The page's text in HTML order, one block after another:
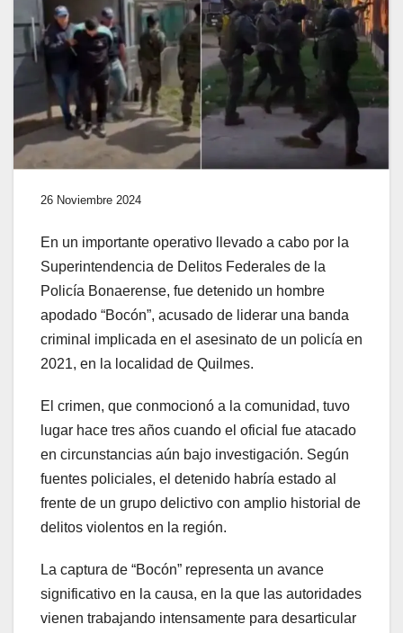
26 Noviembre 2024
En un importante operativo llevado a cabo por la
Superintendencia de Delitos Federales de la
Policía Bonaerense, fue detenido un hombre
apodado “Bocón”, acusado de liderar una banda
criminal implicada en el asesinato de un policía en
2021, en la localidad de Quilmes.
El crimen, que conmocionó a la comunidad, tuvo
lugar hace tres años cuando el oficial fue atacado
en circunstancias aún bajo investigación. Según
fuentes policiales, el detenido habría estado al
frente de un grupo delictivo con amplio historial de
delitos violentos en la región.
La captura de “Bocón” representa un avance
significativo en la causa, en la que las autoridades
vienen trabajando intensamente para desarticular